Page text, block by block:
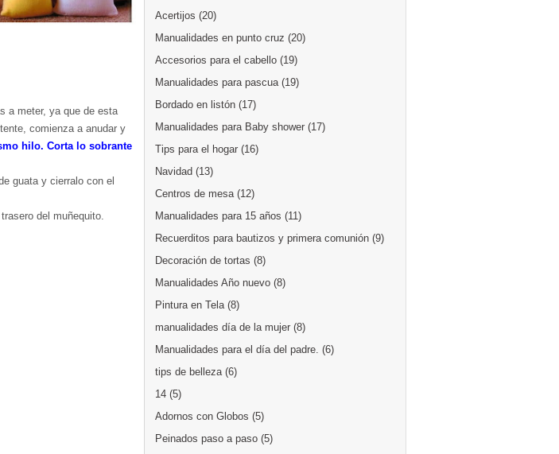
a meter, ya que de esta
comienza a anudar y
hilo. Corta lo sobrante
guata y cierralo con el
del muñequito.
Acertijos (20)
Manualidades en punto cruz (20)
Accesorios para el cabello (19)
Manualidades para pascua (19)
Bordado en listón (17)
Manualidades para Baby shower (17)
Tips para el hogar (16)
Navidad (13)
Centros de mesa (12)
Manualidades para 15 años (11)
Recuerditos para bautizos y primera comunión (9)
Decoración de tortas (8)
Manualidades Año nuevo (8)
Pintura en Tela (8)
manualidades día de la mujer (8)
Manualidades para el día del padre. (6)
tips de belleza (6)
14 (5)
Adornos con Globos (5)
Peinados paso a paso (5)